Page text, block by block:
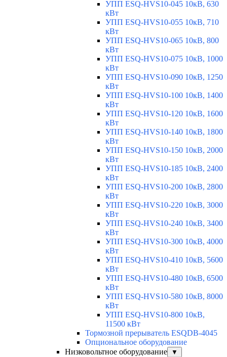
УПП ESQ-HVS10-045 10кВ, 630
кВт
УПП ESQ-HVS10-055 10кВ, 710
кВт
УПП ESQ-HVS10-065 10кВ, 800
кВт
УПП ESQ-HVS10-075 10кВ, 1000
кВт
УПП ESQ-HVS10-090 10кВ, 1250
кВт
УПП ESQ-HVS10-100 10кВ, 1400
кВт
УПП ESQ-HVS10-120 10кВ, 1600
кВт
УПП ESQ-HVS10-140 10кВ, 1800
кВт
УПП ESQ-HVS10-150 10кВ, 2000
кВт
УПП ESQ-HVS10-185 10кВ, 2400
кВт
УПП ESQ-HVS10-200 10кВ, 2800
кВт
УПП ESQ-HVS10-220 10кВ, 3000
кВт
УПП ESQ-HVS10-240 10кВ, 3400
кВт
УПП ESQ-HVS10-300 10кВ, 4000
кВт
УПП ESQ-HVS10-410 10кВ, 5600
кВт
УПП ESQ-HVS10-480 10кВ, 6500
кВт
УПП ESQ-HVS10-580 10кВ, 8000
кВт
УПП ESQ-HVS10-800 10кВ,
11500 кВт
Тормозной прерыватель ESQDB-4045
Опциональное оборудование
Низковольтное оборудование
▼